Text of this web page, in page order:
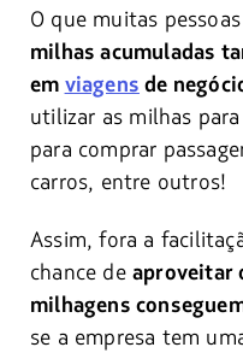
O que muitas
milhas acumuladas
em viagens de
utilizar as milhas
para comprar
carros, entre outros!
Assim, fora a
chance de aproveitar
milhagens
se a empresa tem